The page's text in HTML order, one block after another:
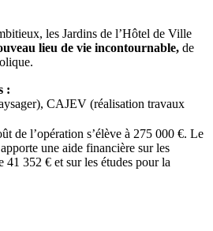
les Jardins de l’Hôtel de Ville
lieu de vie incontournable, de
:
CAJEV (réalisation travaux
de l’opération s’élève à 275 000 €. Le
une aide financière sur les
352 € et sur les études pour la